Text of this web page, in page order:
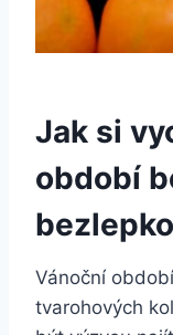
Jak si
období
Vánoční
tvarohových